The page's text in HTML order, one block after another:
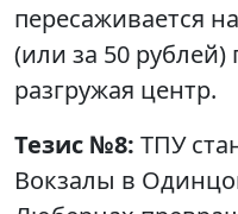
пересаживается
(или за 50 рублей)
разгружая центр.
Тезис №8: ТПУ
Вокзалы в